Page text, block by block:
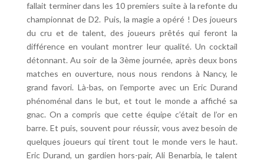
fallait terminer dans les 10 premiers suite à la refonte du
championnat de D2. Puis, la magie a opéré ! Des joueurs
du cru et de talent, des joueurs prêtés qui feront la
différence en voulant montrer leur qualité. Un cocktail
détonnant. Au soir de la 3ème journée, après deux bons
matches en ouverture, nous nous rendons à Nancy, le
grand favori. Là-bas, on l’emporte avec un Eric Durand
phénoménal dans le but, et tout le monde a affiché sa
gnac. On a compris que cette équipe c’était de l’or en
barre. Et puis, souvent pour réussir, vous avez besoin de
quelques joueurs qui tirent tout le monde vers le haut.
Eric Durand, un gardien hors-pair, Ali Benarbia, le talent